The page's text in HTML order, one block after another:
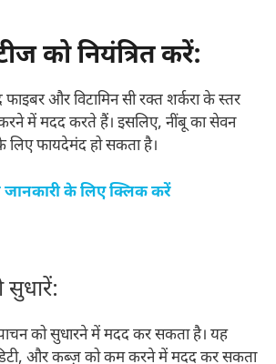
को नियंत्रित करें:
और विटामिन सी रक्त शर्करा के स्तर
करने में मदद करते हैं। इसलिए, नींबू का सेवन
लिए फायदेमंद हो सकता है।
जानकारी के लिए क्लिक करें
सुधारें:
को सुधारने में मदद कर सकता है। यह
और कब्ज़ को कम करने में मदद कर सकता